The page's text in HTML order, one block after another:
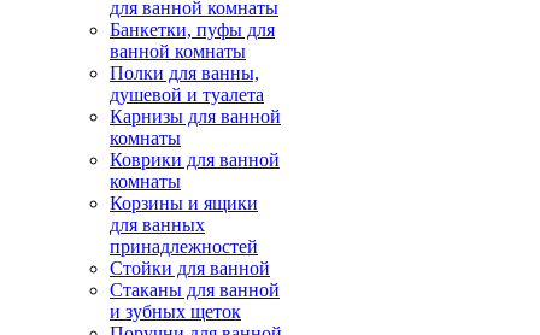
для ванной комнаты
Банкетки, пуфы для
ванной комнаты
Полки для ванны,
душевой и туалета
Карнизы для ванной
комнаты
Коврики для ванной
комнаты
Корзины и ящики
для ванных
принадлежностей
Стойки для ванной
Стаканы для ванной
и зубных щеток